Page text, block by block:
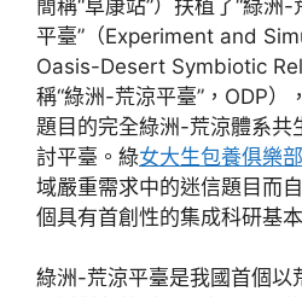
簡稱“阜康站”）扶植了“綠洲
平臺”（Experiment and
Oasis-Desert Symbiotic
稱“綠洲-荒涼平臺”，ODP）
題目的完全綠洲-荒涼體系共
討平臺。綠女大生包養俱樂部
域嚴重需求中的迷信題目而
個具有首創性的集成科研基
綠洲-荒涼平臺是我國首個以